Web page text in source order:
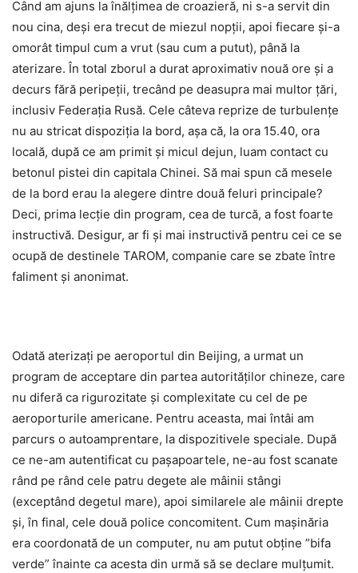
Când am ajuns la înălțimea de croazieră, ni s-a servit din
nou cina, deși era trecut de miezul nopții, apoi fiecare și-a
omorât timpul cum a vrut (sau cum a putut), până la
aterizare. În total zborul a durat aproximativ nouă ore și a
decurs fără peripeții, trecând pe deasupra mai multor țări,
inclusiv Federația Rusă. Cele câteva reprize de turbulențe
nu au stricat dispoziția la bord, așa că, la ora 15.40, ora
locală, după ce am primit și micul dejun, luam contact cu
betonul pistei din capitala Chinei. Să mai spun că mesele
de la bord erau la alegere dintre două feluri principale?
Deci, prima lecție din program, cea de turcă, a fost foarte
instructivă. Desigur, ar fi și mai instructivă pentru cei ce se
ocupă de destinele TAROM, companie care se zbate între
faliment și anonimat.
Odată aterizați pe aeroportul din Beijing, a urmat un
program de acceptare din partea autorităților chineze, care
nu diferă ca rigurozitate și complexitate cu cel de pe
aeroporturile americane. Pentru aceasta, mai întâi am
parcurs o autoamprentare, la dispozitivele speciale. După
ce ne-am autentificat cu pașapoartele, ne-au fost scanate
rând pe rând cele patru degete ale mâinii stângi
(exceptând degetul mare), apoi similarele ale mâinii drepte
și, în final, cele două police concomitent. Cum mașinăria
era coordonată de un computer, nu am putut obține ”bifa
verde” înainte ca acesta din urmă să se declare mulțumit.